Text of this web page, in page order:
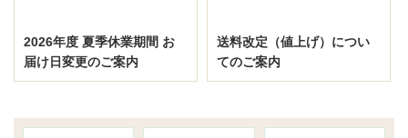
2026年度 夏季休業期間 お
届け日変更のご案内
送料改定（値上げ）につい
てのご案内